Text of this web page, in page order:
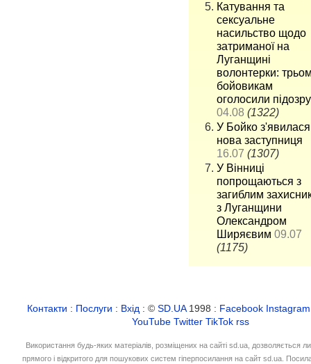
Катування та
сексуальне
насильство щодо
затриманої на
Луганщині
волонтерки:
бойовикам
оголосили підозру
04.08 (1322)
У Бойко з'явилася
нова заступниця
16.07 (1307)
У Вінниці
попрощаються з
загиблим
з Луганщини
Олександром
Ширяєвим 09.07
(1175)
Контакти : Послуги : Вхід : ©SD.UA1998 : Facebook Instagram
YouTube Twitter TikTok rss
Використання будь-яких матеріалів, розміщених на сайті sd.ua, дозволяється
прямого і відкритого для пошукових систем гіперпосилання на сайт sd.ua.